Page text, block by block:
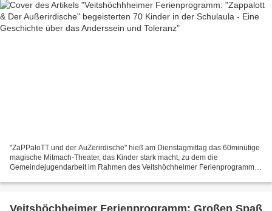
"ZaPPaloTT und der AuZerirdische" hieß am Dienstagmittag das 60minütige
magische Mitmach-Theater, das Kinder stark macht, zu dem die
Gemeindejugendarbeit im Rahmen des Veitshöchheimer Ferienprogramms
Veitshöchheimer Ferienprogramm: Großen Spaß